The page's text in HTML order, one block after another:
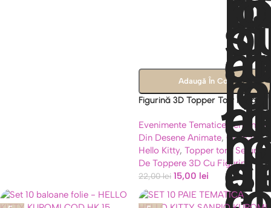
Adaugă În Coș
Figurină 3D Topper Tort Hello
Kitty – Silicon Moale Necasant,
5.5 cm
Evenimente Tematice Personaje
Din Desene Animate, Colectia
Hello Kitty, Topper tort
Seturi
De Toppere 3D Cu Figurine
22,00lei 15,00 lei